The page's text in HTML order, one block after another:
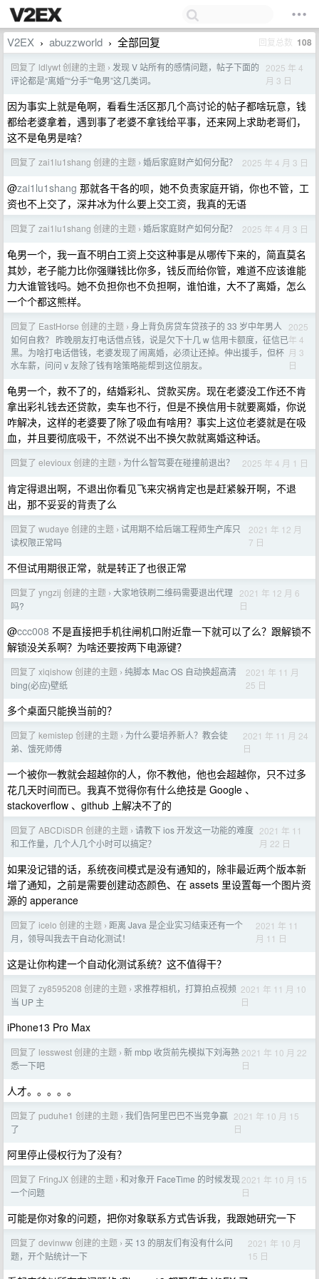
V2EX › abuzzworld › 全部回复 回复总数 108
回复了 ldlywt 创建的主题 › 发现 V 站所有的感情问题，帖子下面的
评论都是“离婚”“分手”“龟男”这几类词。
2025 年 4
月 3 日
因为事实上就是龟啊，看看生活区那几个高讨论的帖子都啥玩意，钱
都给老婆拿着，遇到事了老婆不拿钱给平事，还来网上求助老哥们，
这不是龟男是啥？
回复了 zai1lu1shang 创建的主题 › 婚后家庭财产如何分配？ 2025 年 4 月 3 日
@zai1lu1shang 那就各干各的呗，她不负责家庭开销，你也不管，工
资也不上交了，深井冰为什么要上交工资，我真的无语
回复了 zai1lu1shang 创建的主题 › 婚后家庭财产如何分配？ 2025 年 4 月 3 日
龟男一个，我一直不明白工资上交这种事是从哪传下来的，简直莫名
其妙，老子能力比你强赚钱比你多，钱反而给你管，难道不应该谁能
力大谁管钱吗。她不负担你也不负担啊，谁怕谁，大不了离婚，怎么
一个个都这熊样。
回复了 EastHorse 创建的主题 › 身上背负房贷车贷孩子的 33 岁中年男人
如何自救？ 昨晚朋友打电话借点钱，说是欠下十几 w 信用卡额度，征信已
黑。为啥打电话借钱，老婆发现了闹离婚，必须让还掉。伸出援手，但杯
水车薪，问问 v 友除了钱有啥策略能帮到这位朋友。
2025
年 4
月 3
日
龟男一个，救不了的，结婚彩礼、贷款买房。现在老婆没工作还不肯
拿出彩礼钱去还贷款，卖车也不行，但是不换信用卡就要离婚，你说
咋解决，这样的老婆要了除了吸血有啥用？事实上这位老婆就是在吸
血，并且要彻底吸干，不然说不出不换欠款就离婚这种话。
回复了 elevioux 创建的主题 › 为什么智驾要在碰撞前退出？ 2025 年 4 月 1 日
肯定得退出啊，不退出你看见飞来灾祸肯定也是赶紧躲开啊，不退
出，那不妥妥的背责了么
回复了 wudaye 创建的主题 › 试用期不给后端工程师生产库只
读权限正常吗
2021 年 12 月
7 日
不但试用期很正常，就是转正了也很正常
回复了 yngzij 创建的主题 › 大家地铁刷二维码需要退出代理
吗?
2021 年 12 月 6
日
@ccc008 不是直接把手机往闸机口附近靠一下就可以了么？跟解锁不
解锁没关系啊？为啥还要按两下电源键？
回复了 xiqishow 创建的主题 › 纯脚本 Mac OS 自动换超高清
bing(必应)壁纸
2021 年 11 月
25 日
多个桌面只能换当前的？
回复了 kemistep 创建的主题 › 为什么要培养新人？教会徒
弟、饿死师傅
2021 年 11 月 24
日
一个被你一教就会超越你的人，你不教他，他也会超越你，只不过多
花几天时间而已。我真不觉得你有什么绝技是 Google 、
stackoverflow 、github 上解决不了的
回复了 ABCDiSDR 创建的主题 › 请教下 ios 开发这一功能的难度
和工作量，几个人几个小时可以搞定？
2021 年 11
月 22 日
如果没记错的话，系统夜间模式是没有通知的，除非最近两个版本新
增了通知，之前是需要创建动态颜色、在 assets 里设置每一个图片资
源的 apperance
回复了 icelo 创建的主题 › 距离 Java 是企业实习结束还有一个
月，领导叫我去干自动化测试！
2021 年 11
月 11 日
这是让你构建一个自动化测试系统？这不值得干？
回复了 zy8595208 创建的主题 › 求推荐相机，打算拍点视频
当 UP 主
2021 年 11 月 10
日
iPhone13 Pro Max
回复了 lesswest 创建的主题 › 新 mbp 收货前先模拟下刘海熟
悉一下吧
2021 年 10 月 22
日
人才。。。。。
回复了 puduhe1 创建的主题 › 我们告阿里巴巴不当竞争赢
了
2021 年 10 月 15
日
阿里停止侵权行为了没有？
回复了 FringJX 创建的主题 › 和对象开 FaceTime 的时候发现
一个问题
2021 年 10 月 15
日
可能是你对象的问题，把你对象联系方式告诉我，我跟她研究一下
回复了 devinww 创建的主题 › 买 13 的朋友们有没有什么问
题，开个贴统计一下
2021 年 10 月
15 日